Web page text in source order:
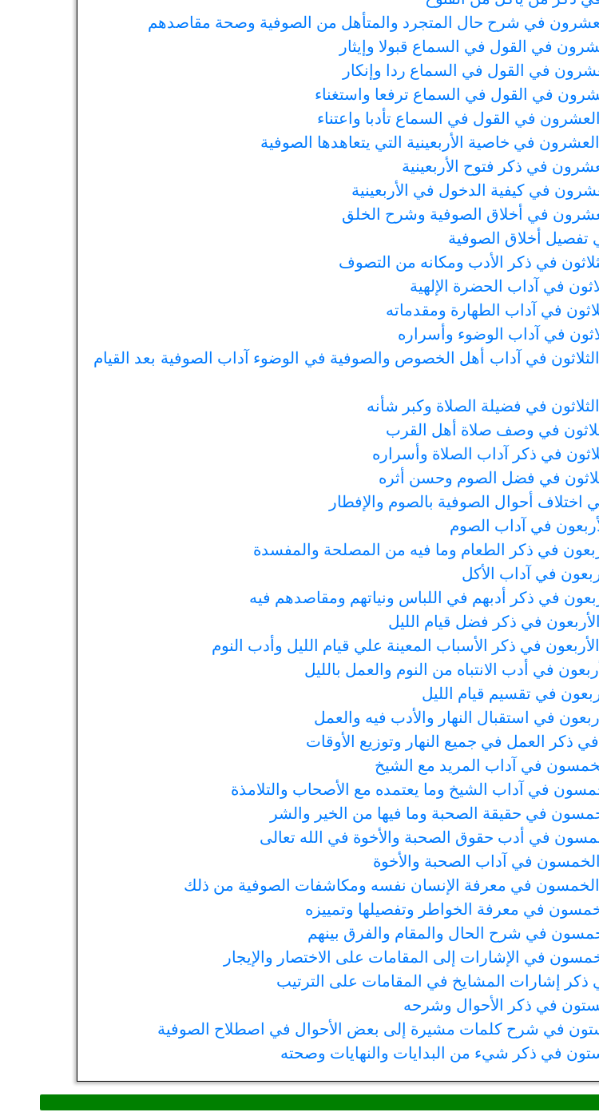
في شرح حال المتجرد والمتأهل من الصوفية وصحة مقاصدهم
في القول في السماع قبولا وإيثار
في القول في السماع ردا وإنكار
في القول في السماع ترفعا واستغناء
في القول في السماع تأدبا واعتناء
في خاصية الأربعينية التي يتعاهدها الصوفية
في ذكر فتوح الأربعينية
في كيفية الدخول في الأربعينية
في أخلاق الصوفية وشرح الخلق
تفصيل أخلاق الصوفية
في ذكر الأدب ومكانه من التصوف
في آداب الحضرة الإلهية
في آداب الطهارة ومقدماته
في آداب الوضوء وأسراره
في آداب أهل الخصوص والصوفية في الوضوء آداب الصوفية بعد القيام
في فضيلة الصلاة وكبر شأنه
في وصف صلاة أهل القرب
في ذكر آداب الصلاة وأسراره
في فضل الصوم وحسن أثره
اختلاف أحوال الصوفية بالصوم والإفطار
في آداب الصوم
في ذكر الطعام وما فيه من المصلحة والمفسدة
في آداب الأكل
في ذكر أدبهم في اللباس ونياتهم ومقاصدهم فيه
في ذكر فضل قيام الليل
في ذكر الأسباب المعينة علي قيام الليل وأدب النوم
في أدب الانتباه من النوم والعمل بالليل
في تقسيم قيام الليل
في استقبال النهار والأدب فيه والعمل
ذكر العمل في جميع النهار وتوزيع الأوقات
في آداب المريد مع الشيخ
في آداب الشيخ وما يعتمده مع الأصحاب والتلامذة
في حقيقة الصحبة وما فيها من الخير والشر
في أدب حقوق الصحبة والأخوة في الله تعالى
في آداب الصحبة والأخوة
في معرفة الإنسان نفسه ومكاشفات الصوفية من ذلك
في معرفة الخواطر وتفصيلها وتمييزه
في شرح الحال والمقام والفرق بينهم
في الإشارات إلى المقامات على الاختصار والإيجار
ذكر إشارات المشايخ في المقامات على الترتيب
في ذكر الأحوال وشرحه
في شرح كلمات مشيرة إلى بعض الأحوال في اصطلاح الصوفية
في ذكر شيء من البدايات والنهايات وصحته